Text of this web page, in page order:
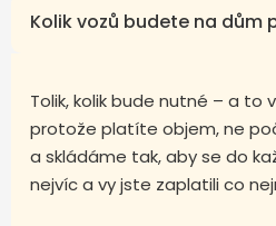
Kolik vozů budete na dům
Tolik, kolik bude nutné – a to
protože platíte objem, ne
a skládáme tak, aby se do
nejvíc a vy jste zaplatili co